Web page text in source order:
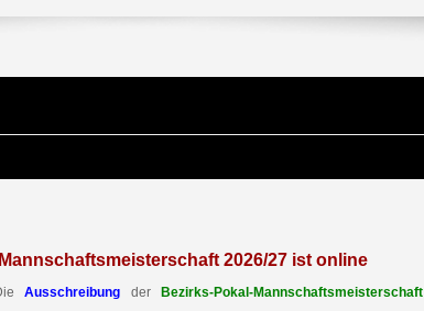
2026/27 ist online
Ausschreibung derBezirks-Pokal-Mannschaftsmeisterschaft